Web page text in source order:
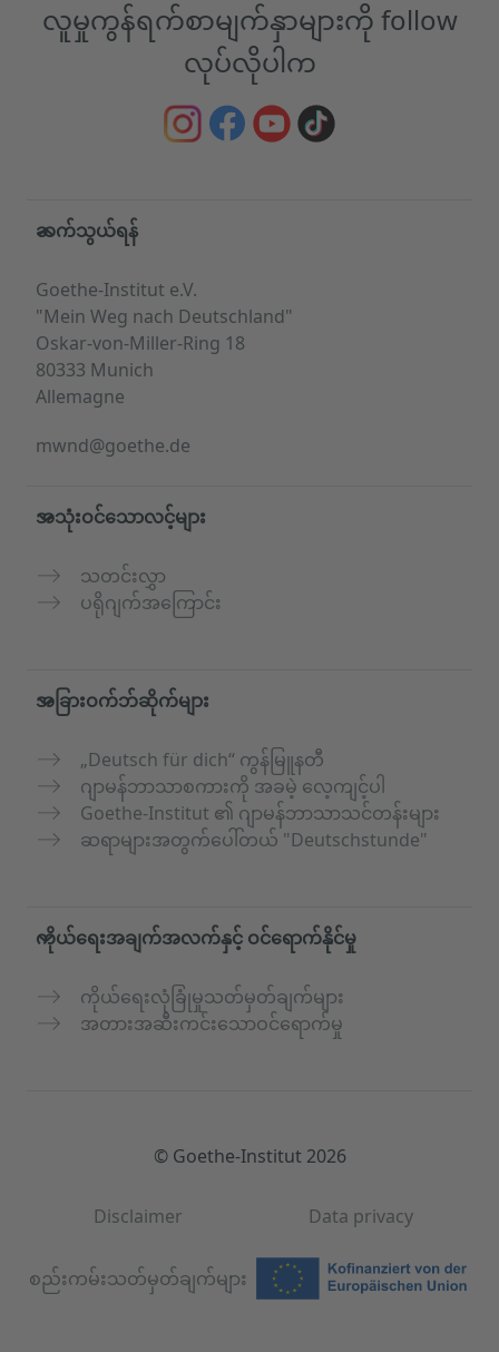
လူမှုကွန်ရက်စာမျက်နှာများကို follow
လုပ်လိုပါက
Service- und Informationsbereich
ဆက်သွယ်ရန်
Goethe-Institut e.V.
"Mein Weg nach Deutschland"
Oskar-von-Miller-Ring 18
80333 Munich
Allemagne
mwnd@goethe.de
အသုံးဝင်သောလင့်များ
သတင်းလွှာ
ပရိုဂျက်အကြောင်း
အခြားဝက်ဘ်ဆိုက်များ
„Deutsch für dich“ ကွန်မြူနတီ
ဂျာမန်ဘာသာစကားကို အခမဲ့ လေ့ကျင့်ပါ
Goethe-Institut ၏ ဂျာမန်ဘာသာသင်တန်းများ
ဆရာများအတွက်ပေါ်တယ် "Deutschstunde"
ကိုယ်ရေးအချက်အလက်နှင့် ဝင်ရောက်နိုင်မှု
ကိုယ်ရေးလုံခြုံမှုသတ်မှတ်ချက်များ
အတားအဆီးကင်းသောဝင်ရောက်မှု
© Goethe-Institut 2026
Disclaimer Data privacy
စည်းကမ်းသတ်မှတ်ချက်များ